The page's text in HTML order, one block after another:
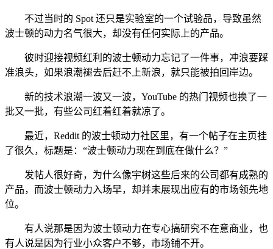
不过当时的 Spot 还只是实验室的一个试验品，导致虽然
波士顿的动力名气很大，却没有任何实际上的产品。
彼时迎接视频红利的波士顿动力忘记了一件事，冲浪要踩
准浪头，如果浪潮褪去后赶不上新浪，就只能被拍回岸边。
新的技术浪潮一波又一波，YouTube 的热门视频也换了一
批又一批，有些公司红着红着就凉了。
最近，Reddit 的波士顿动力社区里，有一个帖子在主页挂
了很久，标题是：“波士顿动力现在到底在做什么？”
发帖人很好奇，为什么像宇树这些后来的公司都有成熟的
产品，而波士顿动力入场早，却并未展现出应有的市场领先地
位。
有人说那是因为波士顿动力在专心搞研究不在意商业，也
有人说是因为行业小众客户不够，市场铺不开。